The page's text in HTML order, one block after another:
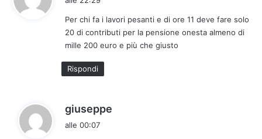
e
t
t
o
:
Per chi fa i lavori pesanti e di ore 11 deve fare solo
20 di contributi per la pensione onesta almeno di
mille 200 euro e più che giusto
Rispondi
giuseppe
alle 00:07